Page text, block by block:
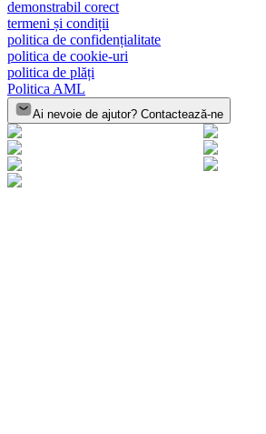
demonstrabil corect
termeni și condiții
politica de confidențialitate
politica de cookie-uri
politica de plăți
Politica AML
Ai nevoie de ajutor? Contactează-ne